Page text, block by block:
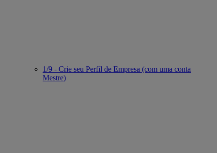
1/9 - Crie seu Perfil de Empresa (com uma conta
Mestre)